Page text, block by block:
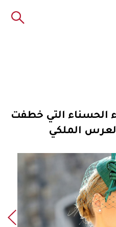
الحسناء التي خطفت
الملكي